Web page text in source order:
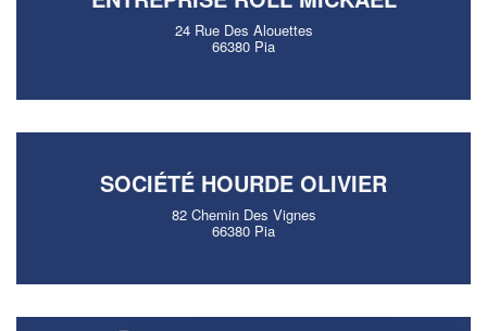
24 Rue Des Alouettes
66380 Pia
SOCIÉTÉ HOURDE OLIVIER
82 Chemin Des Vignes
66380 Pia